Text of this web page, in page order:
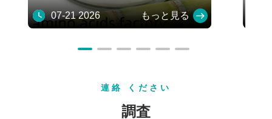
解する
07-21 2026 もっと見る
連絡 ください
調査